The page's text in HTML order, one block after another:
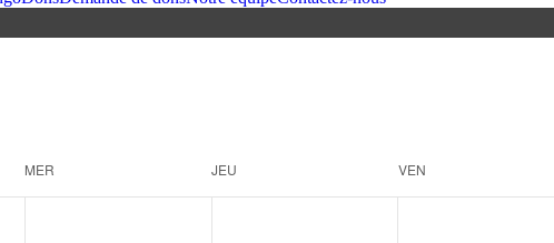
MER JEU VEN